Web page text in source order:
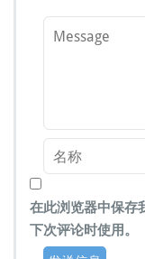
在此浏览器中保存
下次评论时使用。